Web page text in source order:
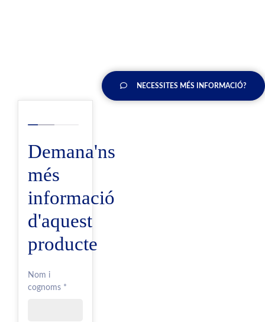
NECESSITES MÉS INFORMACIÓ?
Demana'ns
més
informació
d'aquest
producte
Nom i
cognoms *